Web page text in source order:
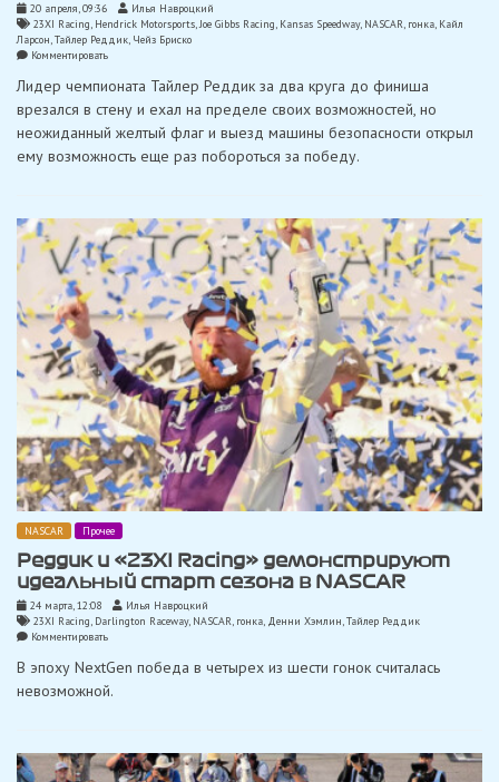
20 апреля, 09:36
Илья Навроцкий
23XI Racing, Hendrick Motorsports,Joe Gibbs Racing, Kansas Speedway, NASCAR, гонка, Кайл
Ларсон,Тайлер Реддик, Чейз Бриско
Комментироватьon
с
на
последнем
одержал
NASCAR
в
Канзасе
Лидер чемпионата Тайлер Реддик за два круга до финиша
врезался в стену и ехал на пределе своих возможностей, но
неожиданный желтый флаг и выезд машины безопасности открыл
ему возможность еще раз побороться за победу.
NASCAR Прочее
Реддик и «23XI Racing» демонстрируют
идеальный старт сезона в NASCAR
24 марта, 12:08
Илья Навроцкий
23XI Racing, Darlington Raceway, NASCAR, гонка, Денни Хэмлин,Тайлер Реддик
Комментироватьon
и
«23XI
Racing»
сезона
в
В эпоху NextGen победа в четырех из шести гонок считалась
невозможной.